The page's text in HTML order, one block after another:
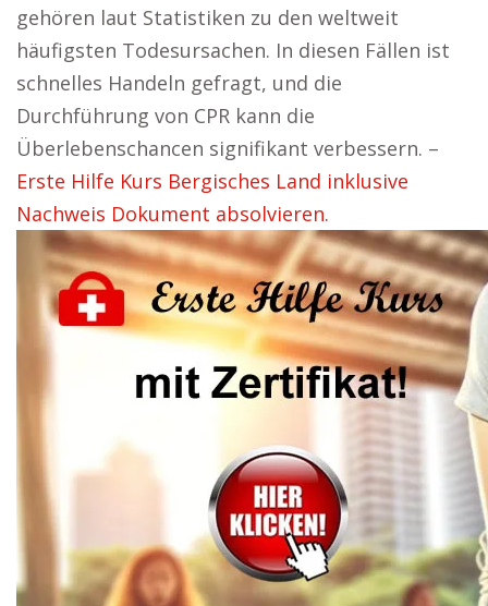
gehören laut Statistiken zu den weltweit
häufigsten Todesursachen. In diesen Fällen ist
schnelles Handeln gefragt, und die
Durchführung von CPR kann die
Überlebenschancen signifikant verbessern. –
Erste Hilfe Kurs Bergisches Land inklusive
Nachweis Dokument absolvieren.